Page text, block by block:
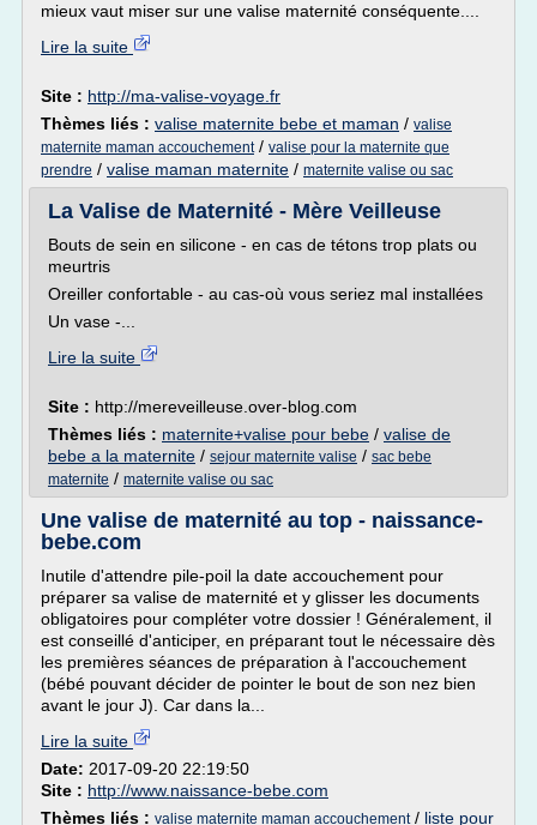
mieux vaut miser sur une valise maternité conséquente....
Lire la suite
Site : http://ma-valise-voyage.fr
Thèmes liés : valise maternite bebe et maman / valise
maternite maman accouchement/ valise pour la maternite que
prendre / valise maman maternite / maternite valise ou sac
La Valise de Maternité - Mère Veilleuse
Bouts de sein en silicone - en cas de tétons trop plats ou
meurtris
Oreiller confortable - au cas-où vous seriez mal installées
Un vase -...
Lire la suite
Site : http://mereveilleuse.over-blog.com
Thèmes liés : maternite+valise pour bebe / valise de
bebe a la maternite / sejour maternite valise / sac bebe
maternite / maternite valise ou sac
Une valise de maternité au top - naissance-
bebe.com
Inutile d'attendre pile-poil la date accouchement pour
préparer sa valise de maternité et y glisser les documents
obligatoires pour compléter votre dossier ! Généralement, il
est conseillé d'anticiper, en préparant tout le nécessaire dès
les premières séances de préparation à l'accouchement
(bébé pouvant décider de pointer le bout de son nez bien
avant le jour J). Car dans la...
Lire la suite
Date: 2017-09-20 22:19:50
Site : http://www.naissance-bebe.com
Thèmes liés : valise maternite maman accouchement/ liste pour